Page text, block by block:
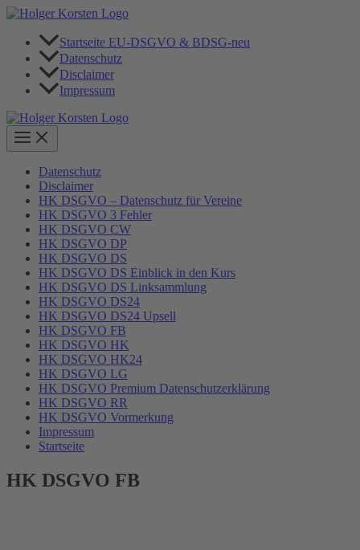
Zum
springen
Startseite EU-DSGVO & BDSG-neu
Datenschutz
Disclaimer
Impressum
Datenschutz
Disclaimer
HK DSGVO – Datenschutz für Vereine
HK DSGVO 3 Fehler
HK DSGVO CW
HK DSGVO DP
HK DSGVO DS
HK DSGVO DS Einblick in den Kurs
HK DSGVO DS Linksammlung
HK DSGVO DS24
HK DSGVO DS24 Upsell
HK DSGVO FB
HK DSGVO HK
HK DSGVO HK24
HK DSGVO LG
HK DSGVO Premium Datenschutzerklärung
HK DSGVO RR
HK DSGVO Vormerkung
Impressum
Startseite
HK DSGVO FB